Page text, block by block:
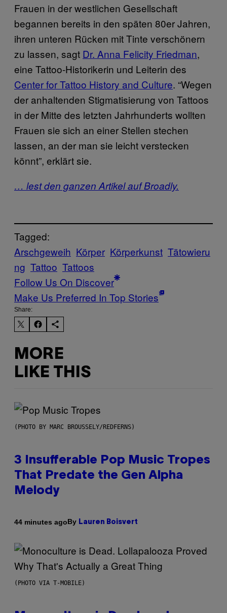
Frauen in der westlichen Gesellschaft
begannen bereits in den späten 80er Jahren,
ihren unteren Rücken mit Tinte verschönern
zu lassen, sagt Dr. Anna Felicity Friedman,
eine Tattoo-Historikerin und Leiterin des
Center for Tattoo History and Culture. “Wegen
der anhaltenden Stigmatisierung von Tattoos
in der Mitte des letzten Jahrhunderts wollten
Frauen sie sich an einer Stellen stechen
lassen, an der man sie leicht verstecken
könnt”, erklärt sie.
… lest den ganzen Artikel auf Broadly.
Tagged:
Arschgeweih Körper Körperkunst Tätowieru
ng Tattoo Tattoos
Follow Us On Discover
Make Us Preferred In Top Stories
Share:
MORE
LIKE THIS
(PHOTO BY MARC BROUSSELY/REDFERNS)
3 Insufferable Pop Music Tropes
That Predate the Gen Alpha
Melody
44 minutes agoBy Lauren Boisvert
(PHOTO VIA T-MOBILE)